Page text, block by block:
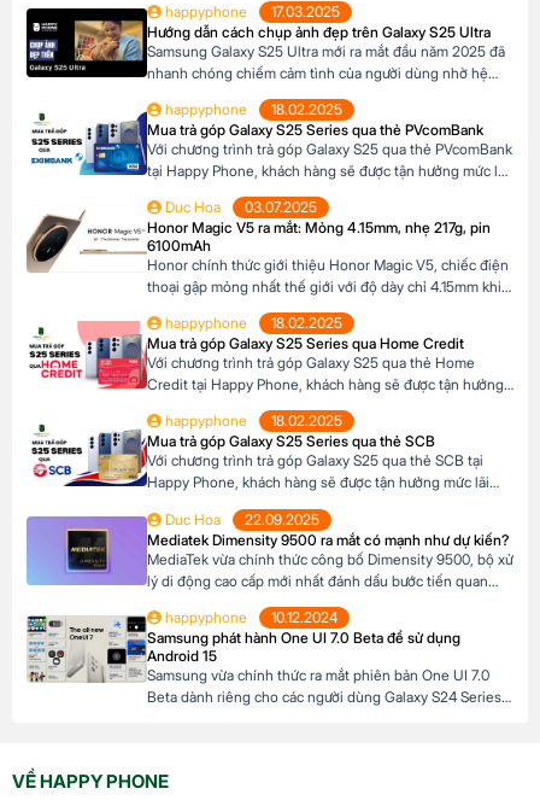
200MP sắc nét chưa từng có trên dòng Z Fold, sản phẩm
này không chỉ là một thiết bị công nghệ […]
happyphone
17.03.2025
Hướng dẫn cách chụp ảnh đẹp trên Galaxy S25 Ultra
Samsung Galaxy S25 Ultra mới ra mắt đầu năm 2025 đã
nhanh chóng chiếm cảm tình của người dùng nhờ hệ
200MP, khả năng zoom xa ấn tượng và các tính năng
thông minh giúp ghi lại những khoảnh khắc đẹp trong
cuộc sống. Sau đây […]
happyphone
18.02.2025
Mua trả góp Galaxy S25 Series qua thẻ PVcomBank
Với chương trình trả góp Galaxy S25 qua thẻ PVcomBank
tại Happy Phone, khách hàng sẽ được tận hưởng mức lãi
lựa chọn kỳ hạn trả góp từ 3 đến 12 tháng, phù hợp với
khả năng tài chính của mình. Mục […]
Duc Hoa
03.07.2025
Honor Magic V5 ra mắt: Mỏng 4.15mm, nhẹ 217g, pin
6100mAh
Honor chính thức giới thiệu Honor Magic V5, chiếc điện
thoại gập mỏng nhất thế giới với độ dày chỉ 4.15mm khi
lượng 217g, pin dung lượng lớn 6100mAh và công nghệ
AI tiên tiến, Honor Magic V5 định nghĩa lại chuẩn mực
flagship […]
happyphone
18.02.2025
Mua trả góp Galaxy S25 Series qua Home Credit
Với chương trình trả góp Galaxy S25 qua thẻ Home
Credit tại Happy Phone, khách hàng sẽ được tận hưởng
mức lãi suất cực kỳ ưu đãi. Đặc biệt, khách hàng có thể
linh hoạt lựa chọn kỳ hạn trả góp từ 3 đến 12 tháng, phù
hợp với khả năng tài chính của mình. […]
happyphone
18.02.2025
Mua trả góp Galaxy S25 Series qua thẻ SCB
Với chương trình trả góp Galaxy S25 qua thẻ SCB tại
Happy Phone, khách hàng sẽ được tận hưởng mức lãi
lựa chọn kỳ hạn trả góp từ 3 đến 12 tháng, phù hợp với
khả năng tài chính của mình. Mục […]
Duc Hoa
22.09.2025
Mediatek Dimensity 9500 ra mắt có mạnh như dự kiến?
MediaTek vừa chính thức công bố Dimensity 9500, bộ xử
lý di động cao cấp mới nhất đánh dấu bước tiến quan
trúc tiên tiến và các tối ưu hóa tập trung vào hiệu suất,
hiệu quả năng lượng cùng trí tuệ nhân tạo, Dimensity […]
happyphone
10.12.2024
Samsung phát hành One UI 7.0 Beta để sử dụng
Android 15
Samsung vừa chính thức ra mắt phiên bản One UI 7.0
Beta dành riêng cho các người dùng Galaxy S24 Series,
[…]
VỀ HAPPY PHONE